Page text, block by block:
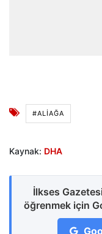
#ALIAĞA
Kaynak: DHA
İlkses
öğrenmek için